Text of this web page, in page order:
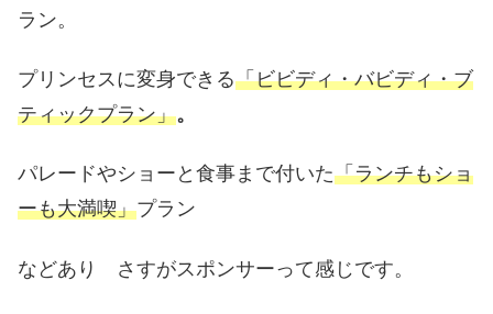
ラン。
プリンセスに変身できる「ビビディ・バビディ・ブ
ティックプラン」。
パレードやショーと食事まで付いた「ランチもショ
ーも大満喫」プラン
などあり さすがスポンサーって感じです。